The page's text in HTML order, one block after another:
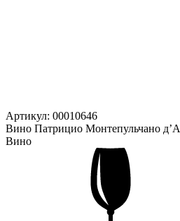
Артикул: 00010646
Вино Патрицио Монтепульчано
Вино